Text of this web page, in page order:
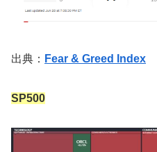
出典： Fear & Greed Index
SP500